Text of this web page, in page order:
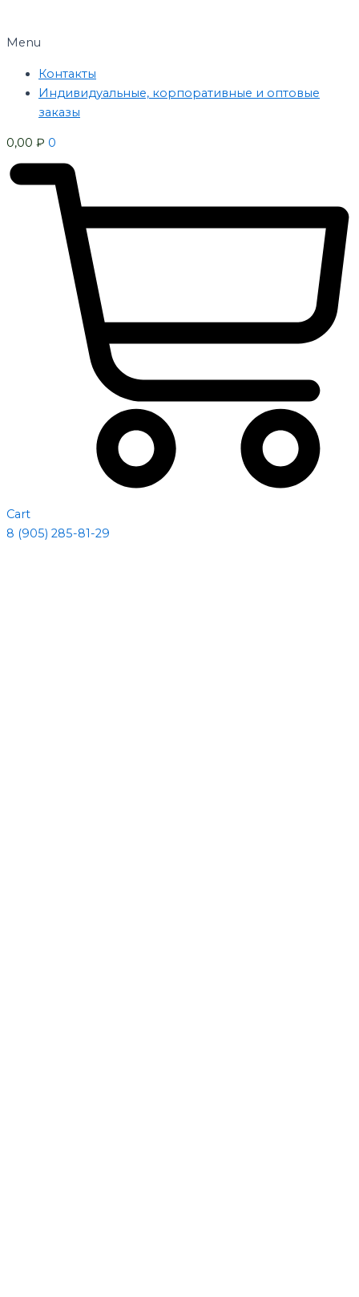
Menu
Контакты
Индивидуальные, корпоративные и оптовые
заказы
0,00 ₽ 0
Cart
8 (905) 285-81-29